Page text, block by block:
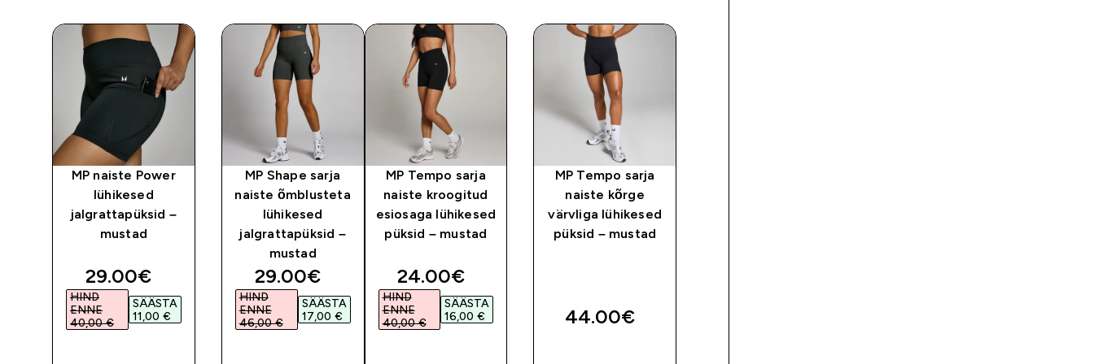
MP naiste Power
lühikesed
jalgrattapüksid –
mustad
discounted price
29.00€‎
HIND
ENNE
40,00 €‎
SÄÄSTA
11,00 €‎
MP Shape sarja
naiste õmblusteta
lühikesed
jalgrattapüksid –
mustad
discounted price
29.00€‎
HIND
ENNE
46,00 €‎
SÄÄSTA
17,00 €‎
MP Tempo sarja
naiste kroogitud
esiosaga lühikesed
püksid – mustad
discounted price
24.00€‎
HIND
ENNE
40,00 €‎
SÄÄSTA
16,00 €‎
MP Tempo sarja
naiste kõrge
värvliga lühikesed
püksid – mustad
44.00€‎